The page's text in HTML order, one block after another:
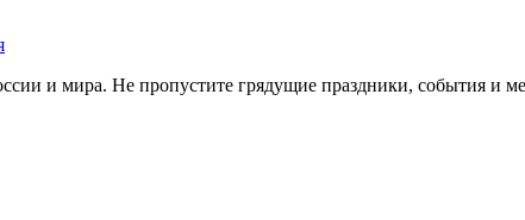
и мира. Не пропустите грядущие праздники, события и